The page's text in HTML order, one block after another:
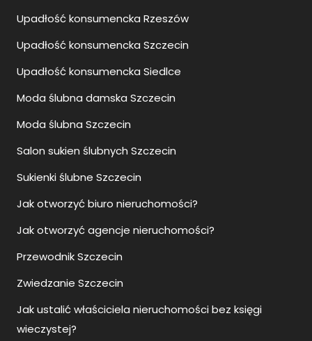
Upadłość konsumencka Rzeszów
Upadłość konsumencka Szczecin
Upadłość konsumencka Siedlce
Moda ślubna damska Szczecin
Moda ślubna Szczecin
Salon sukien ślubnych Szczecin
Sukienki ślubne Szczecin
Jak otworzyć biuro nieruchomości?
Jak otworzyć agencje nieruchomości?
Przewodnik Szczecin
Zwiedzanie Szczecin
Jak ustalić właściciela nieruchomości bez księgi
wieczystej?